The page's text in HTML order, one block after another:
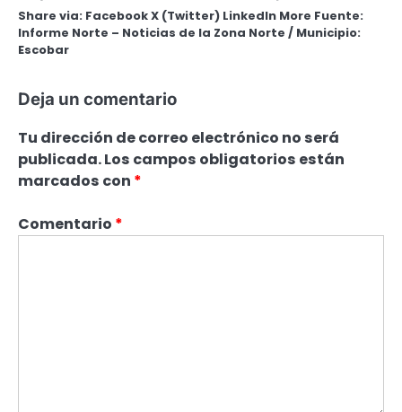
Share via: Facebook X (Twitter) LinkedIn More Fuente:
Informe Norte – Noticias de la Zona Norte / Municipio:
Escobar
Deja un comentario
Tu dirección de correo electrónico no será
publicada.Los campos obligatorios están
marcados con *
Comentario *